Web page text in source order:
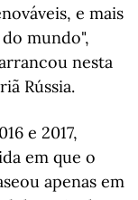
e mais
mundo",
nesta
Rússia.
e 2017,
em que o
apenas em